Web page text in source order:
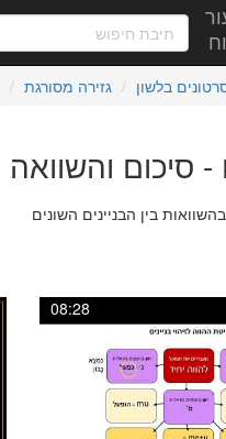
בלשון גזירה מסורגת
- סיכום והשוואה
בין הבניינים השונים
08:28